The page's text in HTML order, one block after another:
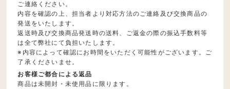
ご連絡ください。
内容を確認の上、担当者より対応方法のご連絡及び交換商品の
発送をいたします。
返送時及び交換商品発送時の送料、ご返金の際の振込手数料等
は全て弊社にて負担いたします。
※内容によって確認にお時間をいただく可能性がございます。ご
了承くださいませ。
お客様ご都合による返品
商品は未開封・未使用品に限ります。